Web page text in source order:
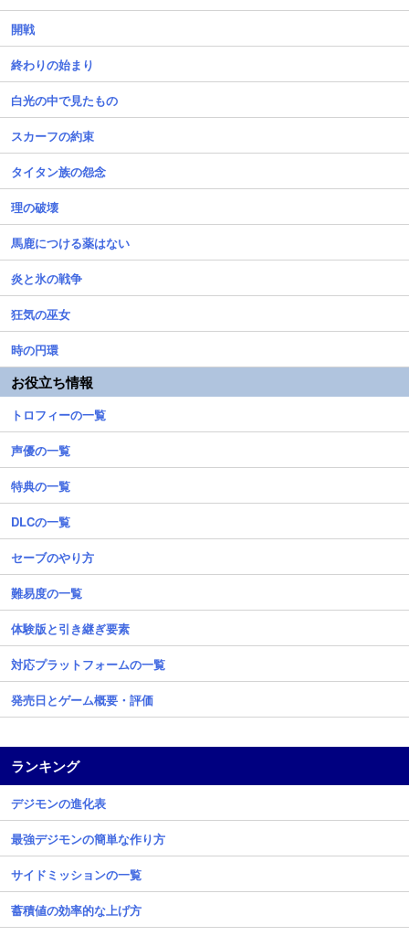
開戦
終わりの始まり
白光の中で見たもの
スカーフの約束
タイタン族の怨念
理の破壊
馬鹿につける薬はない
炎と氷の戦争
狂気の巫女
時の円環
お役立ち情報
トロフィーの一覧
声優の一覧
特典の一覧
DLCの一覧
セーブのやり方
難易度の一覧
体験版と引き継ぎ要素
対応プラットフォームの一覧
発売日とゲーム概要・評価
ランキング
デジモンの進化表
最強デジモンの簡単な作り方
サイドミッションの一覧
蓄積値の効率的な上げ方